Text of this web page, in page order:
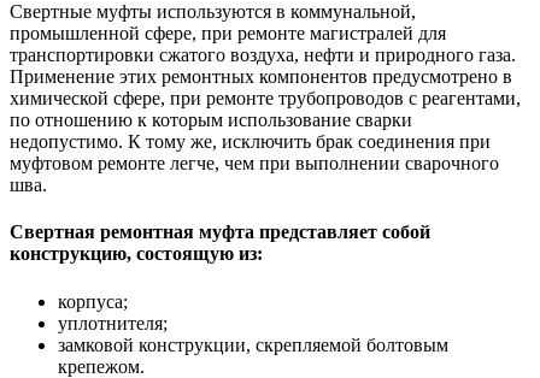
Свертные муфты используются в коммунальной,
промышленной сфере, при ремонте магистралей для
транспортировки сжатого воздуха, нефти и природного газа.
Применение этих ремонтных компонентов предусмотрено в
химической сфере, при ремонте трубопроводов с реагентами,
по отношению к которым использование сварки
недопустимо. К тому же, исключить брак соединения при
муфтовом ремонте легче, чем при выполнении сварочного
шва.
Свертная ремонтная муфта представляет собой
конструкцию, состоящую из:
корпуса;
уплотнителя;
замковой конструкции, скрепляемой болтовым
крепежом.